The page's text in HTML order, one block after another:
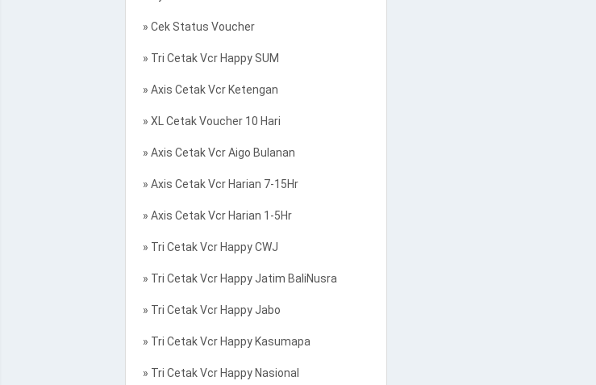
» Cek Status Voucher
» Tri Cetak Vcr Happy SUM
» Axis Cetak Vcr Ketengan
» XL Cetak Voucher 10 Hari
» Axis Cetak Vcr Aigo Bulanan
» Axis Cetak Vcr Harian 7-15Hr
» Axis Cetak Vcr Harian 1-5Hr
» Tri Cetak Vcr Happy CWJ
» Tri Cetak Vcr Happy Jatim BaliNusra
» Tri Cetak Vcr Happy Jabo
» Tri Cetak Vcr Happy Kasumapa
» Tri Cetak Vcr Happy Nasional